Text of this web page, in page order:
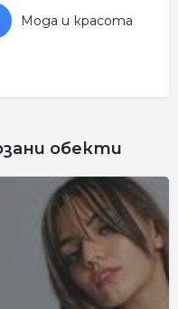
Мода и красота
обекти